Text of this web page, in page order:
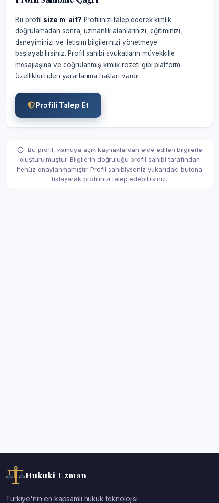
Bu profil size mi ait? Profilinizi talep ederek kimlik
doğrulamadan sonra; uzmanlık alanlarınızı, eğitiminizi,
deneyiminizi ve iletişim bilgilerinizi yönetmeye
başlayabilirsiniz. Profil sahibi avukatların müvekkille
mesajlaşma ve doğrulanmış kimlik rozeti gibi platform
özelliklerinden yararlanma hakları vardır.
Profili Talep Et
Bu profil, kamuya açık kaynaklardan elde edilen bilgilerle
oluşturulmuştur. Bilgilerin doğruluğu profil sahibi tarafından
henüz onaylanmamıştır. Profil sahibiyseniz yukarıdaki butona
tıklayarak profilinizi talep edebilirsiniz.
Hukuki Uzman
Turkiye'nin en kapsamli hukuk teknolojisi